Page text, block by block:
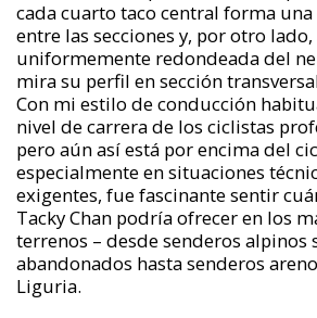
cada cuarto taco central forma
entre las secciones y, por otro
uniformemente redondeada del
mira su perfil en sección
Con mi estilo de conducción
nivel de carrera de los ciclistas
pero aún así está por encima del
especialmente en situaciones
exigentes, fue fascinante sentir
Tacky Chan podría ofrecer en los
terrenos – desde senderos alpinos
abandonados hasta senderos
Liguria.